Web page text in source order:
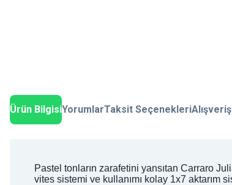
Ürün BilgisiYorumlarTaksit Seçenekleri
Pastel tonların zarafetini yansıtan Carraro
vites sistemi ve kullanımı kolay 1x7 aktarım